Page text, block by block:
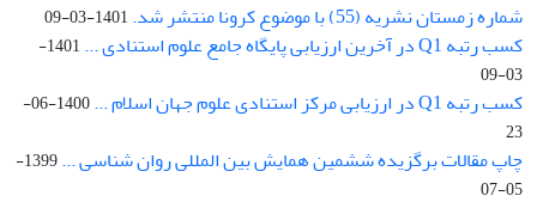
شماره زمستان نشریه (55) با موضوع کرونا منتشر شد. 1401-03-09
کسب رتبه Q1 در آخرین ارزیابی پایگاه جامع علوم استنادی ...
1401-
03-09
کسب رتبه Q1 در ارزیابی مرکز استنادی علوم جهان اسلام ...
1400-06-
23
چاپ مقالات برگزیده ششمین همایش بین المللی روان شناسی ...
1399-
05-07